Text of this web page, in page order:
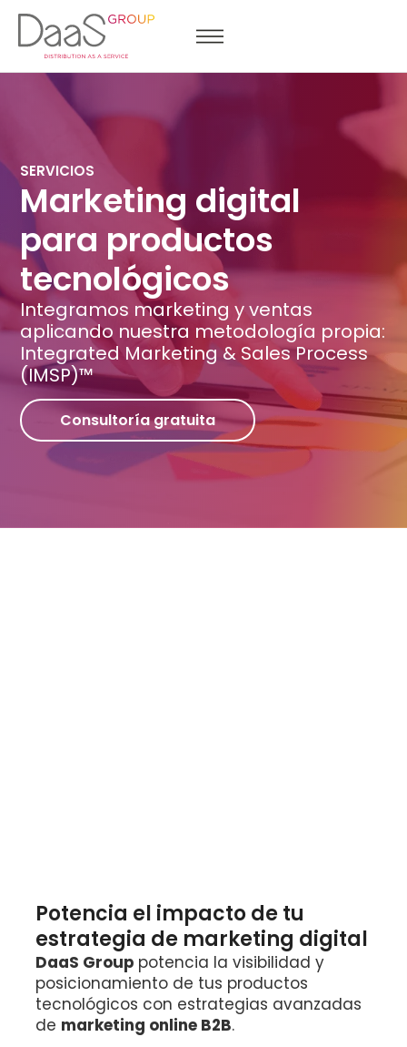
SERVICIOS
Marketing digital
para productos
tecnológicos
Integramos marketing y ventas
aplicando nuestra metodología propia:
Integrated Marketing & Sales Process
(IMSP)™
Consultoría gratuita
Potencia el impacto de tu
estrategia de marketing digital
DaaS Group potencia la visibilidad y
posicionamiento de tus productos
tecnológicos con estrategias avanzadas
de marketing online B2B.